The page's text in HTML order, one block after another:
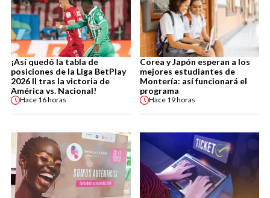
¡Así quedó la tabla de
posiciones de la Liga BetPlay
2026 II tras la victoria de
América vs. Nacional!
Hace 16 horas
Corea y Japón esperan a los
mejores estudiantes de
Montería: así funcionará el
programa
Hace 19 horas